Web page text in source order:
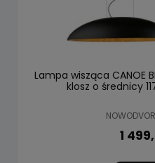
Lampa wisząca CANOE
klosz o średnicy
1